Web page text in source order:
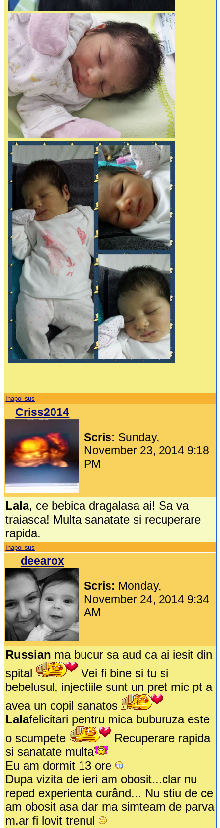
Inapoi sus
Criss2014
Scris: Sunday,
November 23, 2014 9:18
PM
Lala, ce bebica dragalasa ai! Sa va
traiasca! Multa sanatate si recuperare
rapida.
Inapoi sus
deearox
Scris: Monday,
November 24, 2014 9:34
AM
Russian ma bucur sa aud ca ai iesit din
spital
Vei fi bine si tu si
bebelusul, injectiile sunt un pret mic pt a
avea un copil sanatos
Lalafelicitari pentru mica buburuza este
o scumpete
Recuperare rapida
si sanatate multa
Eu am dormit 13 ore
Dupa vizita de ieri am obosit...clar nu
reped experienta curând... Nu stiu de ce
am obosit asa dar ma simteam de parva
m.ar fi lovit trenul